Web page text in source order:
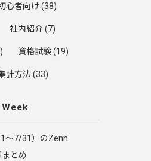
心者向け(38)
社内紹介(7)
資格試験(19)
計方法 (33)
〜7/31）のZenn
とめ